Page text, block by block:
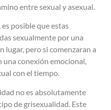
entre sexual y asexual.
posible que estas
sexualmente por una
lugar, pero si comenzaran a
una conexión emocional,
con el tiempo.
no es absolutamente
de grisexualidad. Este